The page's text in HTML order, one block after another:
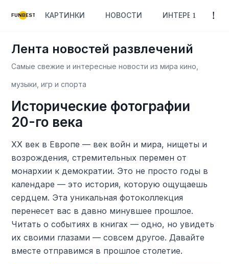
FUNBEST КАРТИНКИ НОВОСТИ ИНТЕРЕСНОЕ
Лента новостей развлечений
Самые свежие и интересные новости из мира кино,
музыки, игр и спорта
Исторические фотографии
20-го века
XX век в Европе — век войн и мира, нищеты и
возрождения, стремительных перемен от
монархии к демократии. Это не просто годы в
календаре — это история, которую ощущаешь
сердцем. Эта уникальная фотоколлекция
перенесет вас в давно минувшее прошлое.
Читать о событиях в книгах — одно, но увидеть
их своими глазами — совсем другое. Давайте
вместе отправимся в прошлое столетие.